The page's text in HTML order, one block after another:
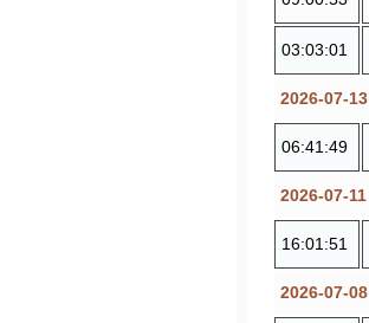
03:03:01
2026-07-13
06:41:49
2026-07-11
16:01:51
2026-07-08